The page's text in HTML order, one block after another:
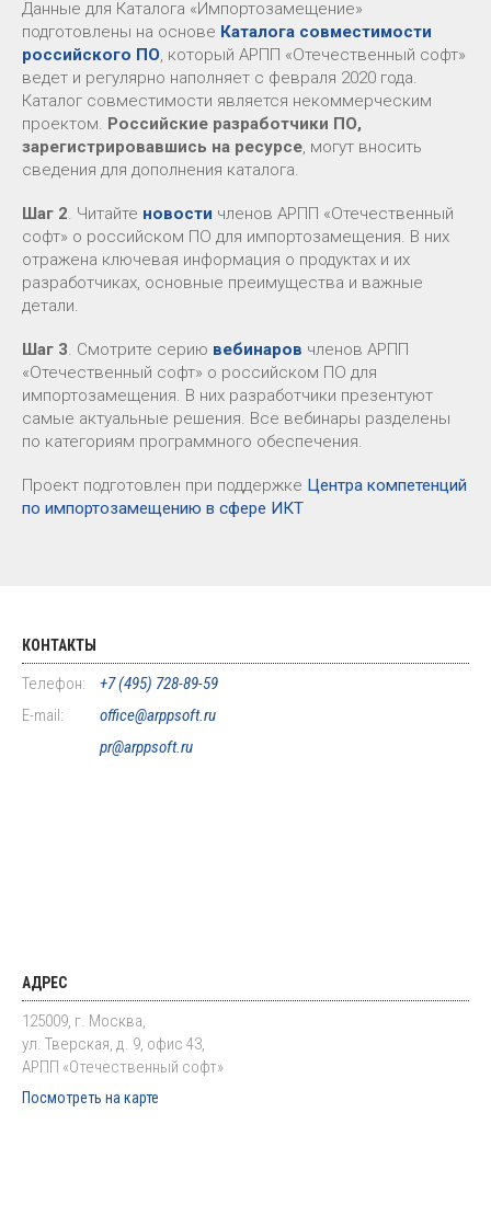
Данные для Каталога «Импортозамещение»
подготовлены на основе Каталога совместимости
российского ПО, который АРПП «Отечественный софт»
ведет и регулярно наполняет с февраля 2020 года.
Каталог совместимости является некоммерческим
проектом. Российские разработчики ПО,
зарегистрировавшись на ресурсе, могут вносить
сведения для дополнения каталога.
Шаг 2. Читайте новости членов АРПП «Отечественный
софт» о российском ПО для импортозамещения. В них
отражена ключевая информация о продуктах и их
разработчиках, основные преимущества и важные
детали.
Шаг 3. Смотрите серию вебинаров членов АРПП
«Отечественный софт» о российском ПО для
импортозамещения. В них разработчики презентуют
самые актуальные решения. Все вебинары разделены
по категориям программного обеспечения.
Проект подготовлен при поддержке Центра компетенций
по импортозамещению в сфере ИКТ
КОНТАКТЫ
Телефон:
+7 (495) 728-89-59
E-mail:
office@arppsoft.ru
pr@arppsoft.ru
АДРЕС
125009, г. Москва,
ул. Тверская, д. 9, офис 43,
АРПП «Отечественный софт»
Посмотреть на карте